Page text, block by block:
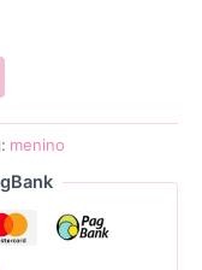
menino